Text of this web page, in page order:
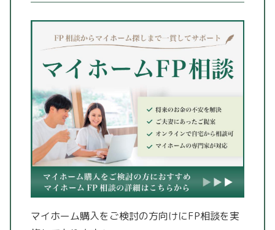
マイホーム購入をご検討の方向けにFP相談を実